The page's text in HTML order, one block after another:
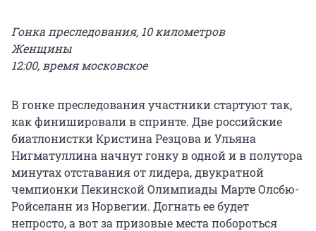
Гонка преследования, 10 километров
Женщины
12:00, время московское
В гонке преследования участники стартуют так,
как финишировали в спринте. Две российские
биатлонистки Кристина Резцова и Ульяна
Нигматуллина начнут гонку в одной и в полутора
минутах отставания от лидера, двукратной
чемпионки Пекинской Олимпиады Марте Олсбю-
Ройселанн из Норвегии. Догнать ее будет
непросто, а вот за призовые места побороться